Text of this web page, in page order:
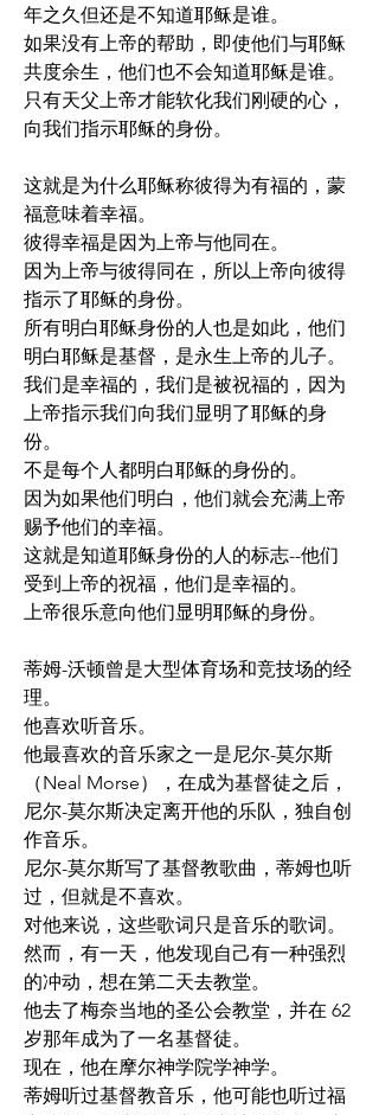
年之久但还是不知道耶稣是谁。
如果没有上帝的帮助，即使他们与耶稣
共度余生，他们也不会知道耶稣是谁。
只有天父上帝才能软化我们刚硬的心，
向我们指示耶稣的身份。
这就是为什么耶稣称彼得为有福的，蒙
福意味着幸福。
彼得幸福是因为上帝与他同在。
因为上帝与彼得同在，所以上帝向彼得
指示了耶稣的身份。
所有明白耶稣身份的人也是如此，他们
明白耶稣是基督，是永生上帝的儿子。
我们是幸福的，我们是被祝福的，因为
上帝指示我们向我们显明了耶稣的身
份。
不是每个人都明白耶稣的身份的。
因为如果他们明白，他们就会充满上帝
赐予他们的幸福。
这就是知道耶稣身份的人的标志--他们
受到上帝的祝福，他们是幸福的。
上帝很乐意向他们显明耶稣的身份。
蒂姆-沃顿曾是大型体育场和竞技场的经
理。
他喜欢听音乐。
他最喜欢的音乐家之一是尼尔-莫尔斯
（Neal Morse），在成为基督徒之后，
尼尔-莫尔斯决定离开他的乐队，独自创
作音乐。
尼尔-莫尔斯写了基督教歌曲，蒂姆也听
过，但就是不喜欢。
对他来说，这些歌词只是音乐的歌词。
然而，有一天，他发现自己有一种强烈
的冲动，想在第二天去教堂。
他去了梅奈当地的圣公会教堂，并在 62
岁那年成为了一名基督徒。
现在，他在摩尔神学院学神学。
蒂姆听过基督教音乐，他可能也听过福